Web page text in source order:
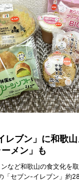
レブン」に和歌
メン」も
など和歌山の食文化を
「セブン-イレブン」約